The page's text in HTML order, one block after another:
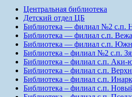
Центральная библиотека
Детский отдел ЦБ
Библиотека — филиал №2 с.п.
Библиотека — филиал с.п.
Библиотека — филиал с.п.
Библиотека – филиал №2 с.п.
Библиотека – филиал с.п. Аки-
Библиотека – филиал с.п.
Библиотека – филиал с.п.
Библиотека – филиал с.п.